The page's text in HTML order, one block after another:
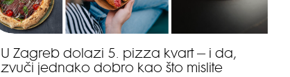
U Zagreb dolazi 5. pizza kvart – i da,
zvuči jednako dobro kao što mislite